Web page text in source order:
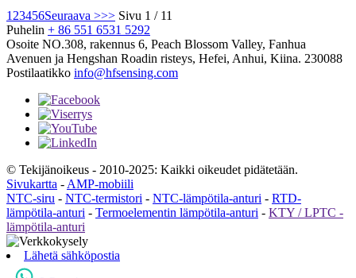
1 23456Seuraava >>> Sivu 1 / 11
Puhelin + 86 551 6531 5292
Osoite NO.308, rakennus 6, Peach Blossom Valley, Fanhua
Avenuen ja Hengshan Roadin risteys, Hefei, Anhui, Kiina. 230088
Postilaatikko info@hfsensing.com
© Tekijänoikeus - 2010-2025: Kaikki oikeudet pidätetään.
Sivukartta - AMP-mobiili
NTC-siru - NTC-termistori - NTC-lämpötila-anturi - RTD-
lämpötila-anturi - Termoelementin lämpötila-anturi - KTY / LPTC -
lämpötila-anturi
Lähetä sähköpostia